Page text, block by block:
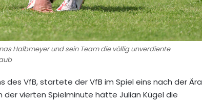
Halbmeyer und sein Team die völlig unverdiente
des VfB, startete der VfB im Spiel eins nach der Ära
der vierten Spielminute hätte Julian Kügel die